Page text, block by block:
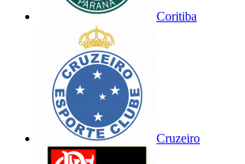
Coritiba
Cruzeiro